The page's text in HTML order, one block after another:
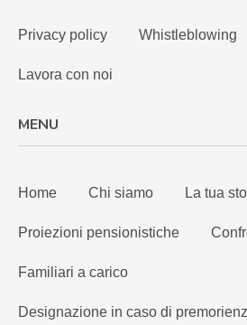
Privacy policy Whistleblowing
Lavora con noi
MENU
Home Chi siamo La tua
Proiezioni pensionistiche
Familiari a carico
Designazione in caso di